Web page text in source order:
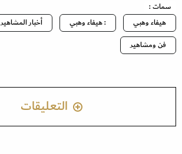
سمات :
هيفاء وهبي
: هيفاء وهبي
أخبار المشاهير
فن ومشاهير
التعليقات